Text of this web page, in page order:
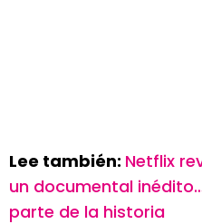
Lee también: Netflix
un documental
parte de la historia